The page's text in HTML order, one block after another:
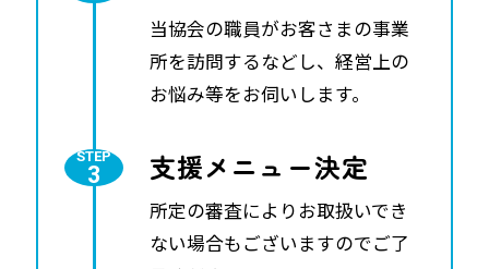
当協会の職員がお客さまの事業
所を訪問するなどし、経営上の
お悩み等をお伺いします。
支援メニュー決定
所定の審査によりお取扱いでき
ない場合もございますのでご了